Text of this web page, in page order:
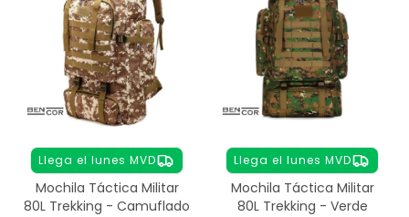
Llega el lunes MVD
Mochila Táctica Militar
80L Trekking - Camuflado
Llega el lunes MVD
Mochila Táctica Militar
80L Trekking - Verde